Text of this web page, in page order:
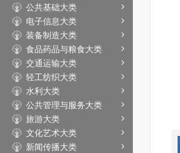
公共基础大类
电子信息大类
装备制造大类
食品药品与粮食大类
交通运输大类
轻工纺织大类
水利大类
公共管理与服务大类
旅游大类
文化艺术大类
新闻传播大类